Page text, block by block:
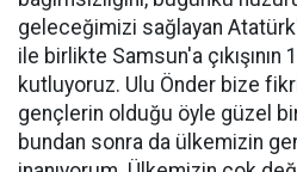
geleceğimizi sağlayan
ile birlikte Samsun'a çıkışının
kutluyoruz. Ulu Önder bize
gençlerin olduğu öyle güzel
bundan sonra da ülkemizin